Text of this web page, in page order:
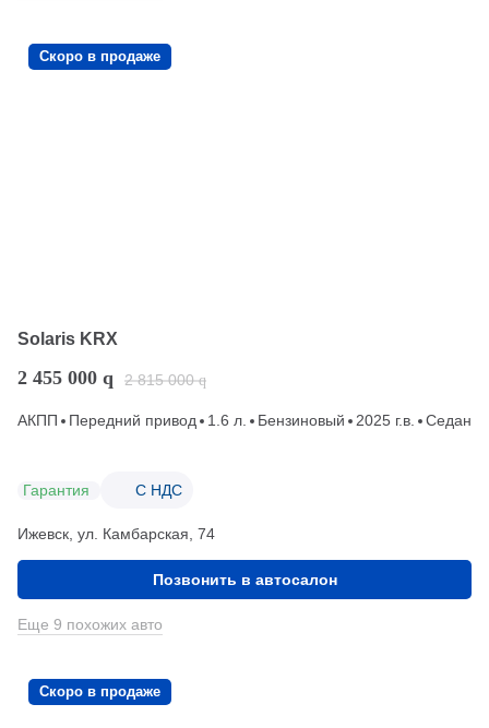
Скоро в продаже
Solaris KRX
2 455 000 q 2 815 000 q
АКПП Передний привод 1.6 л. Бензиновый 2025 г.в. Седан
Гарантия С НДС
Ижевск, ул. Камбарская, 74
Позвонить в автосалон
Еще 9 похожих авто
Скоро в продаже